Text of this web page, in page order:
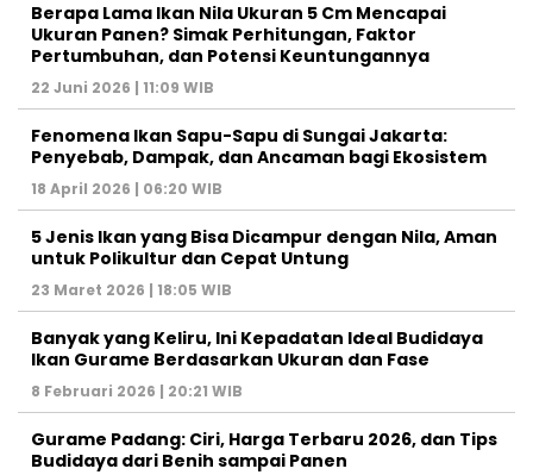
Berapa Lama Ikan Nila Ukuran 5 Cm Mencapai
Ukuran Panen? Simak Perhitungan, Faktor
Pertumbuhan, dan Potensi Keuntungannya
22 Juni 2026 | 11:09 WIB
Fenomena Ikan Sapu-Sapu di Sungai Jakarta:
Penyebab, Dampak, dan Ancaman bagi Ekosistem
18 April 2026 | 06:20 WIB
5 Jenis Ikan yang Bisa Dicampur dengan Nila, Aman
untuk Polikultur dan Cepat Untung
23 Maret 2026 | 18:05 WIB
Banyak yang Keliru, Ini Kepadatan Ideal Budidaya
Ikan Gurame Berdasarkan Ukuran dan Fase
8 Februari 2026 | 20:21 WIB
Gurame Padang: Ciri, Harga Terbaru 2026, dan Tips
Budidaya dari Benih sampai Panen